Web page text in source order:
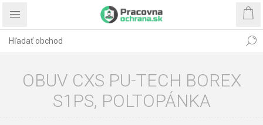
OBUV CXS PU-TECH BOREX
S1PS, POLTOPÁNKA